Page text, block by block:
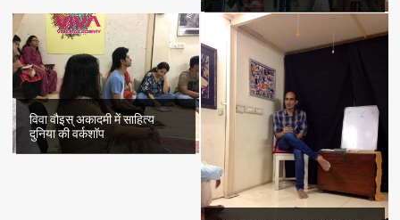
विवा वौइस् अकादमी में साहित्य
दुनिया की वर्कशॉप